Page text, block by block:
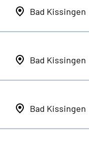
Bad Kissingen
Bad Kissingen
Bad Kissingen